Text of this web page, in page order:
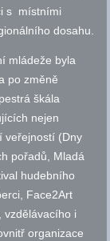
s místními
dosahu.
mládeže byla
po změně
škála
nejen
veřejností (Dny
pořadů, Mladá
hudebního
Face2Art
vzdělávacího i
organizace